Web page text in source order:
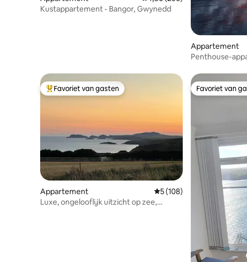
Kustappartement - Bangor, Gwynedd
Appartement
Penthouse-
Topfavoriet van gasten
Favoriet van gasten
Appartement Gemiddelde beoordeling
5 (108)
Luxe, ongelooflijk uitzicht op zee,
Favoriet van
Favoriet van